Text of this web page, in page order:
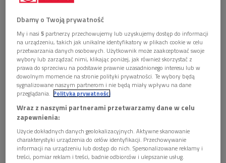
Zdj. ilustracyjne
Foto: Sebastian Reinecke/flickr/CC BY 2.0/pixabay/domena
publiczna
Dbamy o Twoją prywatność
My i nasi5 partnerzy przechowujemy lub uzyskujemy dostęp do informacji
na urządzeniu, takich jak unikalne identyfikatory w plikach cookie w celu
przetwarzania danych osobowych. Użytkownik może zaakceptować swoje
wybory lub zarządzać nimi, klikając poniżej, jak również skorzystać z
prawa do sprzeciwu na podstawie prawnie uzasadnionego interesu lub w
dowolnym momencie na stronie polityki prywatności. Te wybory będą
sygnalizowane naszym partnerom i nie będą miały wpływu na dane
przeglądania. Polityka prywatności
Wraz z naszymi partnerami przetwarzamy dane w celu
zapewnienia:
Użycie dokładnych danych geolokalizacyjnych. Aktywne skanowanie
charakterystyki urządzenia do celów identyfikacji. Przechowywanie
informacji na urządzeniu lub dostęp do nich. Spersonalizowane reklamy i
treści, pomiar reklam i treści, badnie odbiorców i ulepszanie usług.